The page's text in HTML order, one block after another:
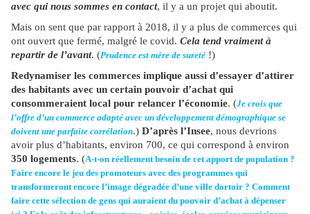
avec qui nous sommes en contact, il y a un projet qui aboutit.
Mais on sent que par rapport à 2018, il y a plus de commerces qui
ont ouvert que fermé, malgré le covid. Cela tend vraiment à
repartir de l’avant. (Prudence est mère de sureté !)
Redynamiser les commerces implique aussi d’essayer d’attirer
des habitants avec un certain pouvoir d’achat qui
consommeraient local pour relancer l’économie. (Je crois que
l’offre d’un commerce adapté avec un développement démographique se
doivent une parfaite corrélation.) D’après l’Insee, nous devrions
avoir plus d’habitants, environ 700, ce qui correspond à environ
350 logements. (A-t-on réellement besoin de cet apport de population ?
Faire encore le jeu des promoteurs avec des programmes qui
transformeront encore l’image dégradée d’une ville dortoir ? Comment
faire cette sélection de gens qui auraient du pouvoir d’achat à dépenser